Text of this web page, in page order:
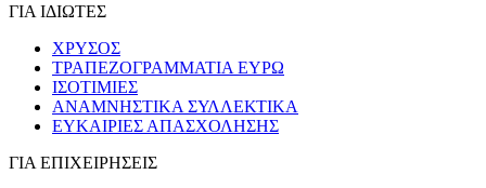
ΓΙΑ ΙΔΙΩΤΕΣ
ΧΡΥΣΟΣ
ΤΡΑΠΕΖΟΓΡΑΜΜΑΤΙΑ ΕΥΡΩ
ΙΣΟΤΙΜΙΕΣ
ΑΝΑΜΝΗΣΤΙΚΑ ΣΥΛΛΕΚΤΙΚΑ
ΕΥΚΑΙΡΙΕΣ ΑΠΑΣΧΟΛΗΣΗΣ
ΓΙΑ ΕΠΙΧΕΙΡΗΣΕΙΣ